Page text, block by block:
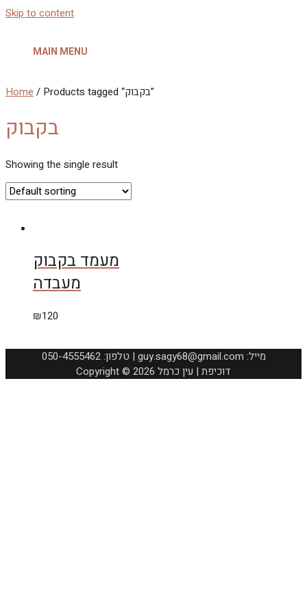
Skip to content
MAIN MENU
Home / Products tagged “בקבוק”
בקבוק
Showing the single result
מעמד בקבוק
מעבדה
₪120
050-4555462 :טלפון | guy.sagy68@gmail.com :מייל
Copyright © 2026 דוכיפת | עין כרמל